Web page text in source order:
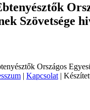
Szövetsége
Országos
| Kapcsolat |